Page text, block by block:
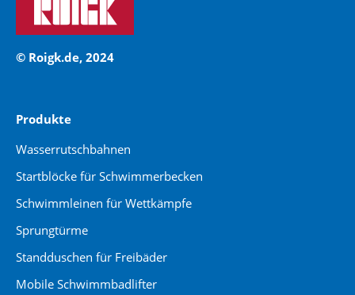
© Roigk.de, 2024
Produkte
Wasserrutschbahnen
Startblöcke für Schwimmerbecken
Schwimmleinen für Wettkämpfe
Sprungtürme
Standduschen für Freibäder
Mobile Schwimmbadlifter